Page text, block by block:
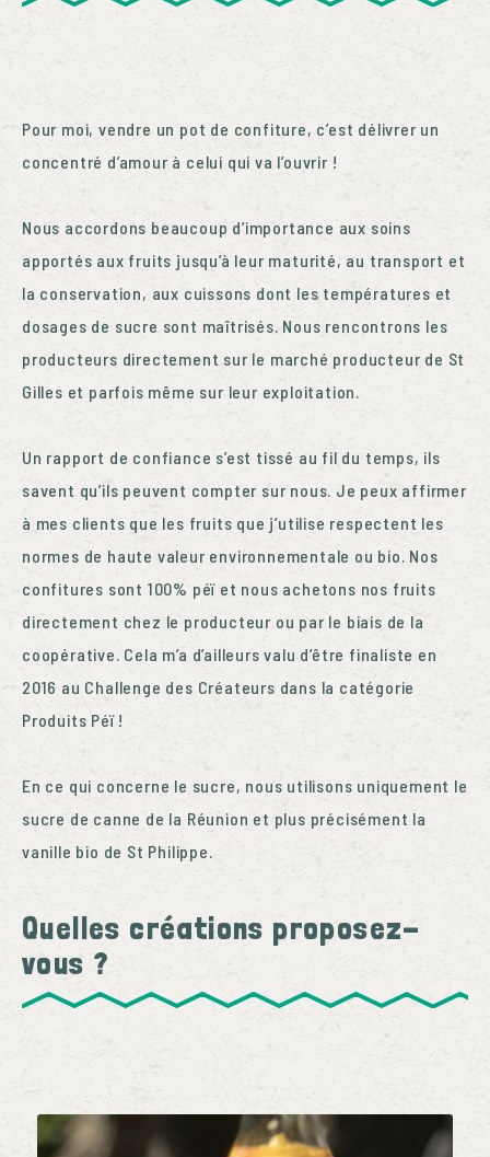
CONTACT
FAQ
Pour moi, vendre un pot de confiture, c’est délivrer un
concentré d’amour à celui qui va l’ouvrir !
Nous accordons beaucoup d’importance aux soins
apportés aux fruits jusqu’à leur maturité, au transport et
la conservation, aux cuissons dont les températures et
dosages de sucre sont maîtrisés. Nous rencontrons les
producteurs directement sur le marché producteur de St
Gilles et parfois même sur leur exploitation.
Un rapport de confiance s’est tissé au fil du temps, ils
savent qu’ils peuvent compter sur nous. Je peux affirmer
à mes clients que les fruits que j’utilise respectent les
normes de haute valeur environnementale ou bio. Nos
confitures sont 100% péï et nous achetons nos fruits
directement chez le producteur ou par le biais de la
coopérative. Cela m’a d’ailleurs valu d’être finaliste en
2016 au Challenge des Créateurs dans la catégorie
Produits Péï !
En ce qui concerne le sucre, nous utilisons uniquement le
sucre de canne de la Réunion et plus précisément la
vanille bio de St Philippe.
Quelles créations proposez-
vous ?